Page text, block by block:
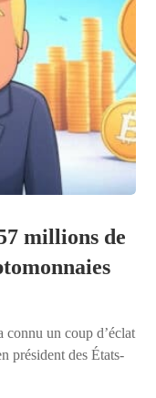
millions de
connu un coup d’éclat
président des États-